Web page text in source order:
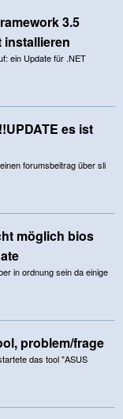
3.5
installieren
ein Update für .NET
es ist
forumsbeitrag über sli
möglich bios
in ordnung sein da einige
problem/frage
das tool "ASUS